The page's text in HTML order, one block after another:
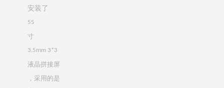
安装了
55
寸
3.5mm 3*3
液晶拼接屏
，采用的是